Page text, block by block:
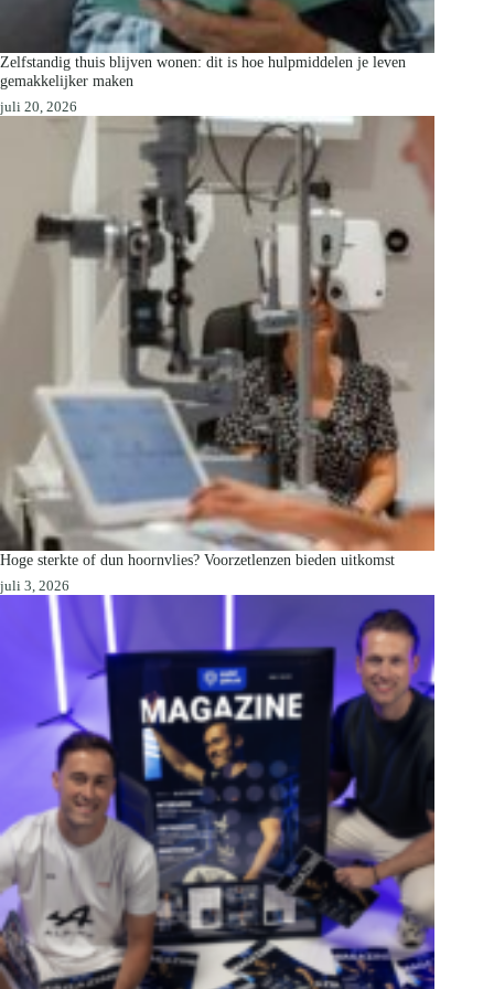
Zelfstandig thuis blijven wonen: dit is hoe hulpmiddelen je leven
gemakkelijker maken
juli 20, 2026
Hoge sterkte of dun hoornvlies? Voorzetlenzen bieden uitkomst
juli 3, 2026